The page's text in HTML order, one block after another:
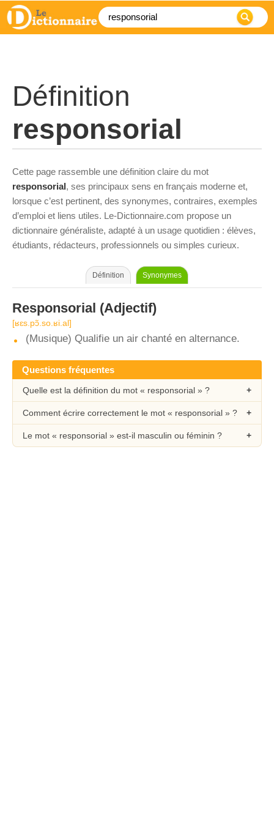
Définition
responsorial
Cette page rassemble une définition claire du mot
responsorial, ses principaux sens en français moderne et,
lorsque c’est pertinent, des synonymes, contraires, exemples
d’emploi et liens utiles. Le-Dictionnaire.com propose un
dictionnaire généraliste, adapté à un usage quotidien : élèves,
étudiants, rédacteurs, professionnels ou simples curieux.
Définition Synonymes
Responsorial (Adjectif)
[ʁɛs.pɔ̃.so.ʁi.al]
(Musique) Qualifie un air chanté en alternance.
Questions fréquentes
Quelle est la définition du mot « responsorial » ?
Comment écrire correctement le mot « responsorial » ?
Le mot « responsorial » est-il masculin ou féminin ?